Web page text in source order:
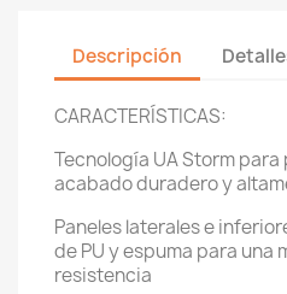
Descripción
CARACTERÍSTICAS:
Tecnología UA Storm
acabado duradero y
Paneles laterales e
de PU y espuma para una
resistencia